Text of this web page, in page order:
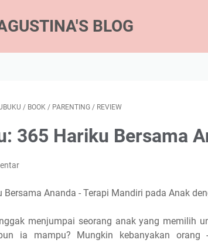
BLOG
/ BOOK / PARENTING / REVIEW
365 Hariku Bersama
Bersama Ananda - Terapi Mandiri pada Anak
menjumpai seorang anak yang memilih
ia mampu? Mungkin kebanyakan